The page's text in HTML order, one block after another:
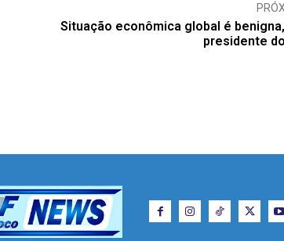
Situação econômica global é
presidente